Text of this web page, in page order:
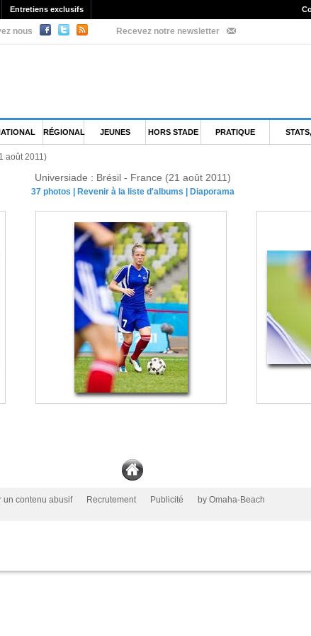
Entretiens exclusifs
nous Recevez notre newsletter
RÉGIONAL JEUNES HORS STADE PRATIQUE
août 2011)
Universiade : Brésil - France (21 août 2011)
37 photos Revenir à la liste d'albums Diaporama
un contenu abusif Recrutement Publicité by Omaha-Beach